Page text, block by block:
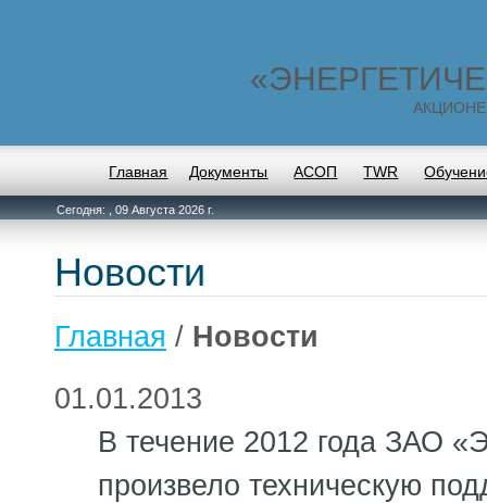
Главная Документы АСОП TWR
Сегодня: , 09 Августа 2026 г.
Новости
Главная / Новости
01.01.2013
В течение 2012 года ЗАО
произвело техническую